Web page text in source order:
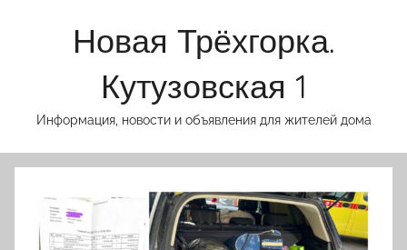
Новая Трёхгорка.
Кутузовская 1
Информация, новости и объявления для жителей дома